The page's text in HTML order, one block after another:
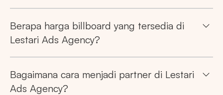
Berapa harga billboard yang tersedia di
Lestari Ads Agency?
Bagaimana cara menjadi partner di Lestari
Ads Agency?